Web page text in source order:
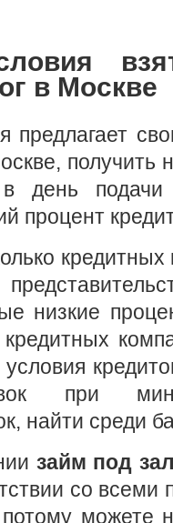
в Москве
предлагает
получить
день подачи
процент
низкие
при
найти среди
займ под
со
можете